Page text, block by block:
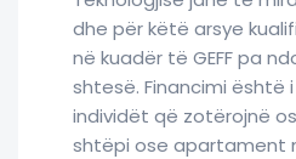
dhe për këtë arsye
në kuadër të GEFF pa
shtesë. Financimi është
individët që zotërojnë
shtëpi ose apartament